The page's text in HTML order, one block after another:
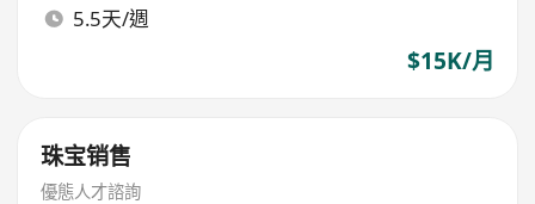
5.5天/週
$15K/月
珠宝销售
優態人才諮詢